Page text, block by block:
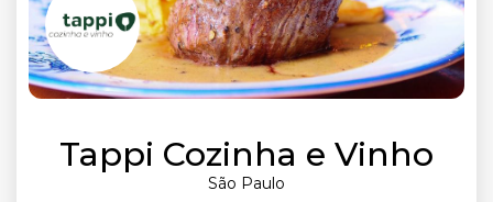
Tappi Cozinha e Vinho
São Paulo